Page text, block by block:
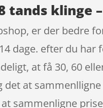
tands
er der bedre
dage. efter du
at få 30, 60
det at
sammenligne